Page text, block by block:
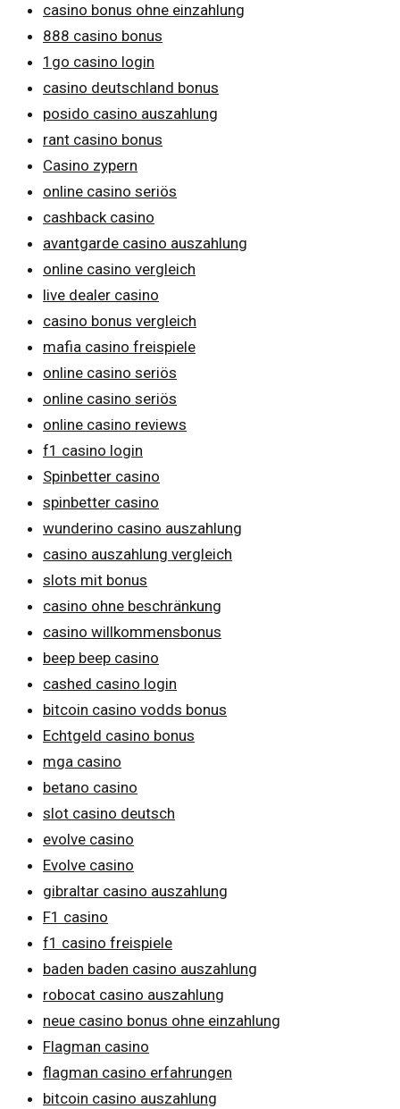
casino bonus ohne einzahlung
888 casino bonus
1go casino login
casino deutschland bonus
posido casino auszahlung
rant casino bonus
Casino zypern
online casino seriös
cashback casino
avantgarde casino auszahlung
online casino vergleich
live dealer casino
casino bonus vergleich
mafia casino freispiele
online casino seriös
online casino seriös
online casino reviews
f1 casino login
Spinbetter casino
spinbetter casino
wunderino casino auszahlung
casino auszahlung vergleich
slots mit bonus
casino ohne beschränkung
casino willkommensbonus
beep beep casino
cashed casino login
bitcoin casino vodds bonus
Echtgeld casino bonus
mga casino
betano casino
slot casino deutsch
evolve casino
Evolve casino
gibraltar casino auszahlung
F1 casino
f1 casino freispiele
baden baden casino auszahlung
robocat casino auszahlung
neue casino bonus ohne einzahlung
Flagman casino
flagman casino erfahrungen
bitcoin casino auszahlung